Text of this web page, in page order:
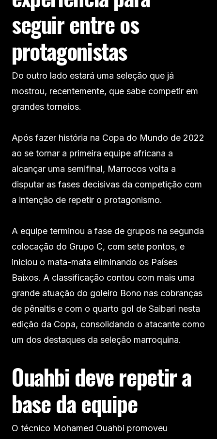
seguir entre os
protagonistas
Do outro lado estará uma seleção que já
mostrou, recentemente, que sabe competir em
grandes torneios.
Após fazer história na Copa do Mundo de 2022
ao se tornar a primeira equipe africana a
alcançar uma semifinal, Marrocos volta a
disputar as fases decisivas da competição com
a intenção de repetir o protagonismo.
A equipe terminou a fase de grupos na segunda
colocação do Grupo C, com sete pontos, e
iniciou o mata-mata eliminando os Países
Baixos. A classificação contou com mais uma
grande atuação do goleiro Bono nas cobranças
de pênaltis e com o quarto gol de Saibari nesta
edição da Copa, consolidando o atacante como
um dos destaques da seleção marroquina.
Ouahbi deve repetir a
base da equipe
O técnico Mohamed Ouahbi promoveu